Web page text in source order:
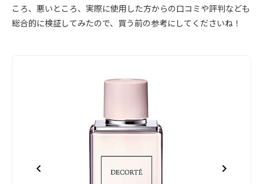
ころ、悪いところ、実際に使用した方からの口コミや評判なども
総合的に検証してみたので、買う前の参考にしてくださいね！